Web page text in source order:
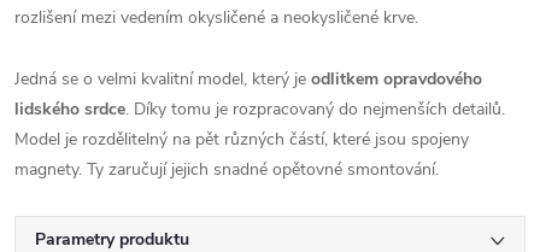
rozlišení mezi vedením okysličené a neokysličené krve.
Jedná se o velmi kvalitní model, který je odlitkem opravdového
lidského srdce. Díky tomu je rozpracovaný do nejmenších detailů.
Model je rozdělitelný na pět různých částí, které jsou spojeny
magnety. Ty zaručují jejich snadné opětovné smontování.
Parametry produktu